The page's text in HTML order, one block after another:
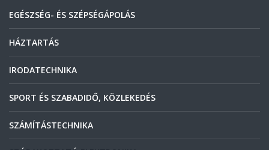
EGÉSZSÉG- ÉS SZÉPSÉGÁPOLÁS
HÁZTARTÁS
IRODATECHNIKA
SPORT ÉS SZABADIDŐ, KÖZLEKEDÉS
SZÁMÍTÁSTECHNIKA